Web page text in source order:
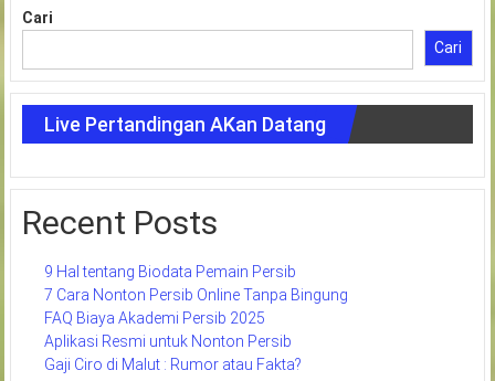
Cari
Cari
Live Pertandingan AKan Datang
Recent Posts
9 Hal tentang Biodata Pemain Persib
7 Cara Nonton Persib Online Tanpa Bingung
FAQ Biaya Akademi Persib 2025
Aplikasi Resmi untuk Nonton Persib
Gaji Ciro di Malut : Rumor atau Fakta?